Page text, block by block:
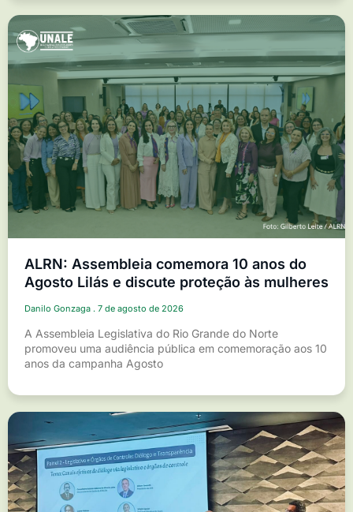
ALRN: Assembleia comemora 10 anos do
Agosto Lilás e discute proteção às mulheres
Danilo Gonzaga 7 de agosto de 2026
A Assembleia Legislativa do Rio Grande do Norte
promoveu uma audiência pública em comemoração aos 10
anos da campanha Agosto